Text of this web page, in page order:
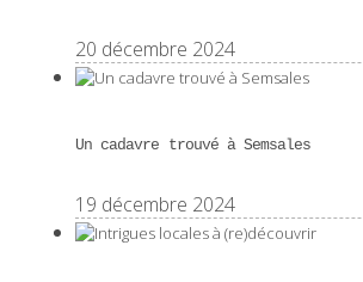
20 décembre 2024
Un cadavre trouvé à Semsales
19 décembre 2024